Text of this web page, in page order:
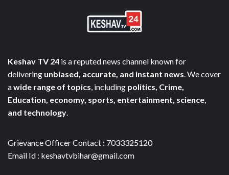
Keshav TV 24 is a reputed news channel known for
delivering unbiased, accurate, and instant news . We cover
awide range of topics , including politics, Crime,
Education, economy, sports, entertainment, science,
and technology
Grievance Officer Contact : 7033325120
Email Id : keshavtvbihar@gmail.com